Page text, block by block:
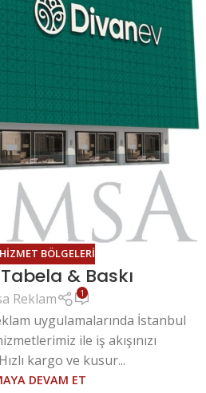
BÖLGELERI
& Baskı
Reklam 1
uygulamalarında İstanbul
ile iş akışınızı
kargo ve kusur...
DEVAM ET